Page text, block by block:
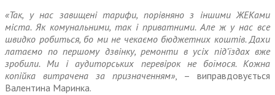
«Так, у нас завищені тарифи, порівняно з іншими ЖЕКами
міста. Як комунальними, так і при­ватними. Але ж у нас все
швидко робиться, бо ми не чекаємо бюджетних коштів. Дахи
латаємо по першому дзвінку, ремонти в усіх під’їздах вже
зробили. Ми і аудиторських перевірок не бої­мося. Кожна
копійка витрачена за призначенням», – виправдову­ється
Валентина Маринка.